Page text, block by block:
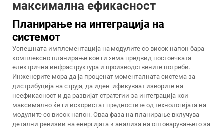
максимална ефикасност
Планирање на интеграција на
системот
Успешната имплементација на модулите со висок напон бара
комплексно планирање кое ги зема предвид постоечката
електрична инфраструктура и производствените потреби.
Инженерите мора да ја проценат моменталната система за
дистрибуција на струја, да идентификуваат изворите на
неефикасност и да развијат стратегии за интеграција кои
максимално ќе ги искористат предностите од технологијата на
модулите со висок напон. Оваа фаза на планирање вклучува
детални ревизии на енергијата и анализа на оптоварувањето за